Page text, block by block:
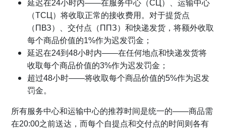
延迟在24小时内——在服务中心（СЦ）、运输中心
（ТСЦ）将收取正常的接收费用。对于提货点
（ПВЗ）、交付点（ППЗ）和快递发货，将额外收取
每个商品价值的1%作为迟发罚金；
延迟在24到48小时内——在任何地点和快递发货将
收取每个商品价值的3%作为迟发罚金；
超过48小时——将收取每个商品价值的5%作为迟发
罚金。
所有服务中心和运输中心的推荐时间是统一的——商品需
在20:00之前送达，而每个自提点和交付点的时间则各有